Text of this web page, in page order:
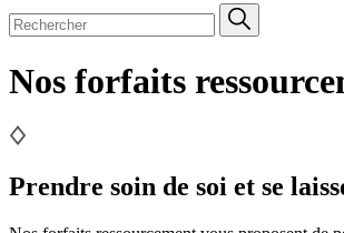
Nos forfaits
Prendre soin de soi et se